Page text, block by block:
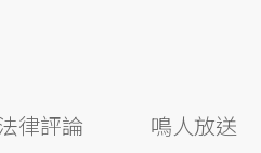
律評論 鳴人放送